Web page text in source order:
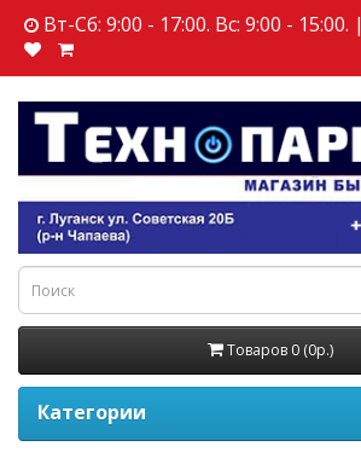
Вт-Сб: 9:00 - 17:00. Вс: 9:00 - 15:00. |
Товаров 0 (0р.)
Категории